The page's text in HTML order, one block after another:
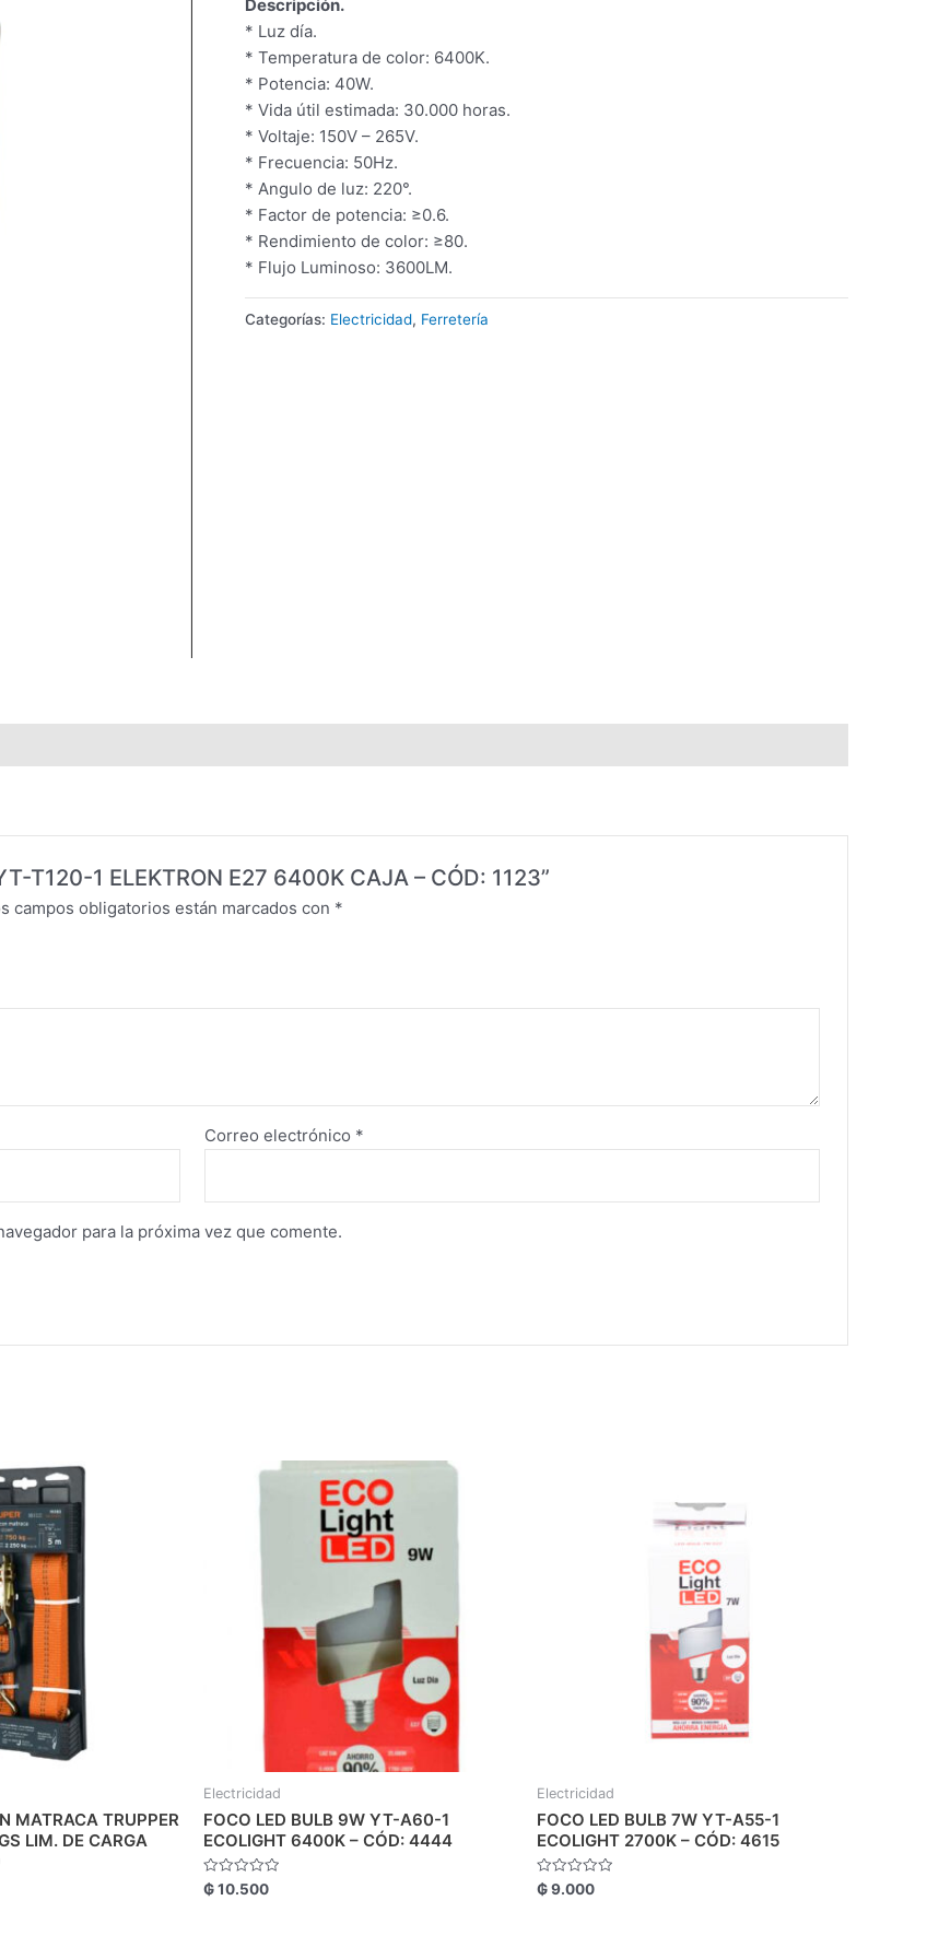
Descripción.
* Luz día.
* Temperatura de color: 6400K.
* Potencia: 40W.
* Vida útil estimada: 30.000 horas.
* Voltaje: 150V – 265V.
* Frecuencia: 50Hz.
* Angulo de luz: 220°.
* Factor de potencia: ≥0.6.
* Rendimiento de color: ≥80.
* Flujo Luminoso: 3600LM.
Categorías: Electricidad, Ferretería
T120-1 ELEKTRON E27 6400K CAJA – CÓD: 1123”
campos obligatorios están marcados con *
Correo electrónico *
para la próxima vez que comente.
MATRACA TRUPPER
LIM. DE CARGA
Electricidad
FOCO LED BULB 9W YT-A60-1
ECOLIGHT 6400K – CÓD: 4444
Valorado
con
₲10.500
Electricidad
FOCO LED BULB 7W YT-A55-1
ECOLIGHT 2700K – CÓD: 4615
Valorado
con
₲9.000